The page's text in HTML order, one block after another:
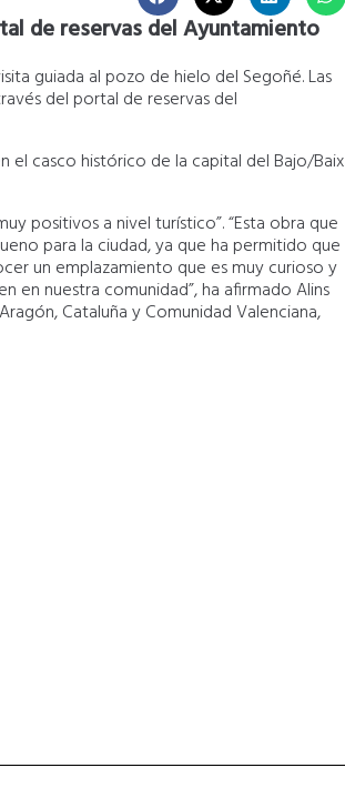
de reservas del Ayuntamiento
guiada al pozo de hielo del Segoñé. Las
del portal de reservas del
el casco histórico de la capital del Bajo/Baix
positivos a nivel turístico”. “Esta obra que
para la ciudad, ya que ha permitido que
un emplazamiento que es muy curioso y
en nuestra comunidad”, ha afirmado Alins
Cataluña y Comunidad Valenciana,